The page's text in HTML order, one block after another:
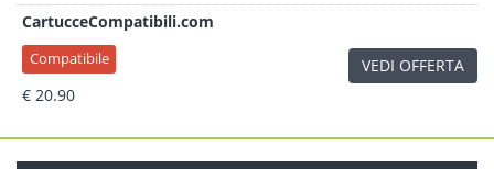
CartucceCompatibili.com
Compatibile
€ 20.90
VEDI OFFERTA